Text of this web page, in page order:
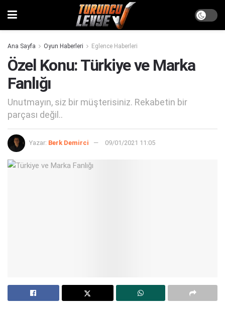
Ana Sayfa Oyun Haberleri Eglence Haberleri
Özel Konu: Türkiye ve Marka
Fanlığı
Unutmayın, siz bir müşterisiniz. Rekabetin bir
parçası değil..
Yazar: Berk Demirci 09/01/2021 11:05